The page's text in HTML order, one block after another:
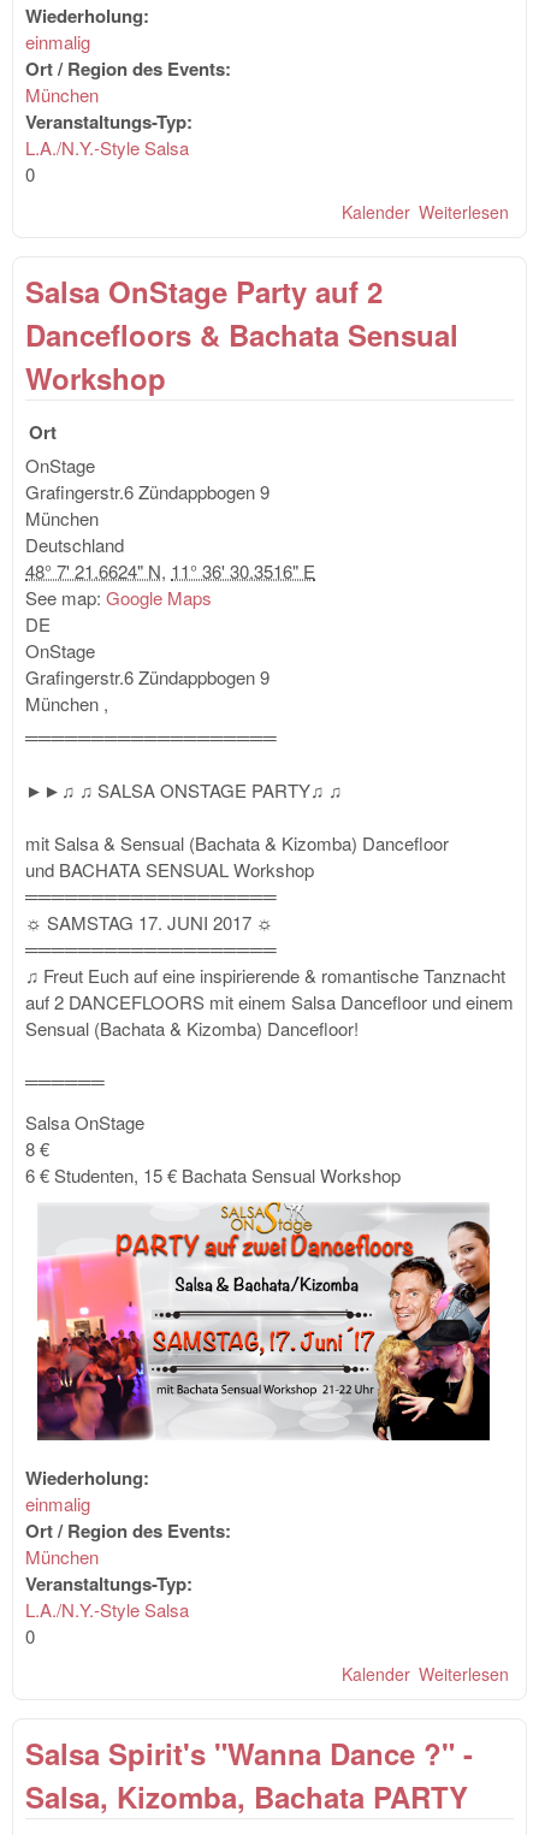
Wiederholung:
einmalig
Ort / Region des Events:
München
Veranstaltungs-Typ:
L.A./N.Y.-Style Salsa
0
Weiterlesen
Kalender
Salsa OnStage Party auf 2
Dancefloors & Bachata Sensual
Workshop
Ort
OnStage
Grafingerstr.6Zündappbogen 9
München
Deutschland
48° 7' 21.6624" N, 11° 36' 30.3516" E
See map: Google Maps
DE
OnStage
Grafingerstr.6Zündappbogen 9
München ,
═══════════════════
►►♫ ♫ SALSA ONSTAGE PARTY♫ ♫
mit Salsa & Sensual (Bachata & Kizomba) Dancefloor
und BACHATA SENSUAL Workshop
═══════════════════
☼ SAMSTAG 17. JUNI 2017 ☼
═══════════════════
♫ Freut Euch auf eine inspirierende & romantische Tanznacht
auf 2 DANCEFLOORS mit einem Salsa Dancefloor und einem
Sensual (Bachata & Kizomba) Dancefloor!
══════
Salsa OnStage
8 €
6 € Studenten, 15 € Bachata Sensual Workshop
Wiederholung:
einmalig
Ort / Region des Events:
München
Veranstaltungs-Typ:
L.A./N.Y.-Style Salsa
0
Weiterlesen
Kalender
Salsa Spirit's "Wanna Dance ?" -
Salsa, Kizomba, Bachata PARTY